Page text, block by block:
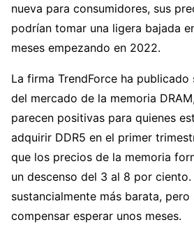
nueva para consumidores, sus
podrían tomar una ligera bajada
meses empezando en 2022.
La firma TrendForce ha publicado
del mercado de la memoria
parecen positivas para quienes
adquirir DDR5 en el primer
que los precios de la memoria
un descenso del 3 al 8 por
sustancialmente más barata,
compensar esperar unos meses.